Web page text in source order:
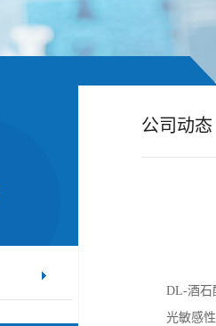
公司动态
DL-酒石
光敏感